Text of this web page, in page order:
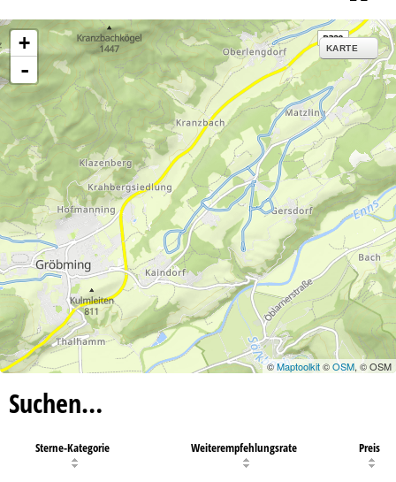
+
-
KARTE
©Maptoolkit©OSM, © OSM
Suchen…
Sterne-Kategorie Weiterempfehlungsrate Preis